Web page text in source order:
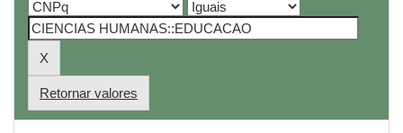
Retornar valores